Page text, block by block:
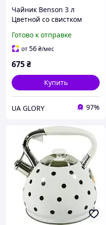
Чайник Benson 3 л
Цветной со свистком
бирюзовый |
Нержавеющая сталь
Готово к отправке
от56₴/мес
675₴
Купить
UA GLORY 97%